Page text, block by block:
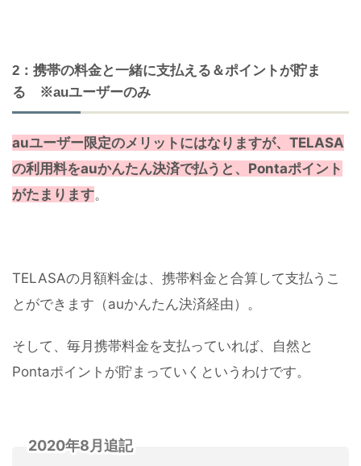
2：携帯の料金と一緒に支払える＆ポイントが貯ま
る ※auユーザーのみ
auユーザー限定のメリットにはなりますが、TELASA
の利用料をauかんたん決済で払うと、Pontaポイント
がたまります。
TELASAの月額料金は、携帯料金と合算して支払うこ
とができます（auかんたん決済経由）。
そして、毎月携帯料金を支払っていれば、自然と
Pontaポイントが貯まっていくというわけです。
2020年8月追記